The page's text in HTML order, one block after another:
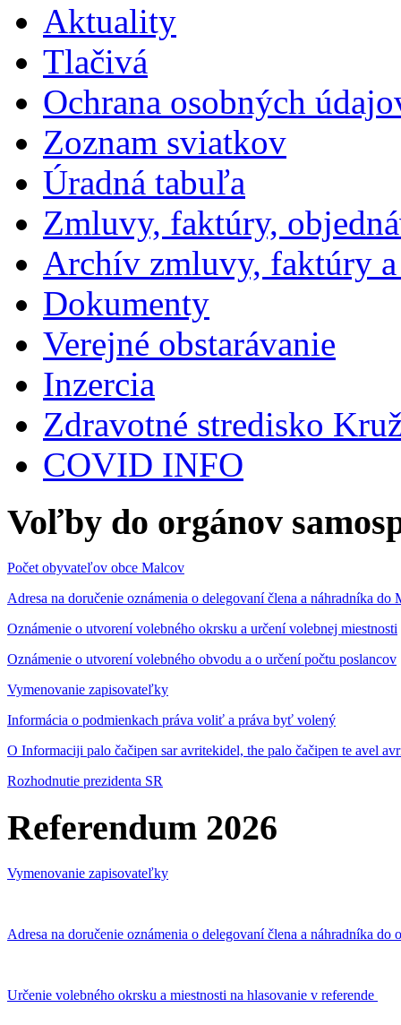
Aktuality
Tlačivá
Ochrana osobných
Zoznam sviatkov
Úradná tabuľa
Zmluvy, faktúry,
Archív zmluvy, faktúry
Dokumenty
Verejné obstarávanie
Inzercia
Zdravotné stredisko
COVID INFO
Voľby do orgánov
Počet obyvateľov obce Malcov
Adresa na doručenie oznámenia o delegovaní člena a náhradníka
Oznámenie o utvorení volebného okrsku a určení volebnej miestnosti
Oznámenie o utvorení volebného obvodu a o určení počtu poslancov
Vymenovanie zapisovateľky
Informácia o podmienkach práva voliť a práva byť volený
O Informaciji palo čačipen sar avritekidel, the palo čačipen te avel
Rozhodnutie prezidenta SR
Referendum 2026
Vymenovanie zapisovateľky
Adresa na doručenie oznámenia o delegovaní člena a náhradníka
Určenie volebného okrsku a miestnosti na hlasovanie v referende